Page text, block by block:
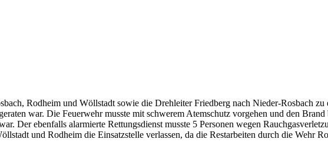
Rodheim und Wöllstadt sowie die Drehleiter Friedberg nach Nieder-Rosbach
war. Die Feuerwehr musste mit schwerem Atemschutz vorgehen und den
Der ebenfalls alarmierte Rettungsdienst musste 5 Personen wegen
und Rodheim die Einsatzstelle verlassen, da die Restarbeiten durch die Wehr